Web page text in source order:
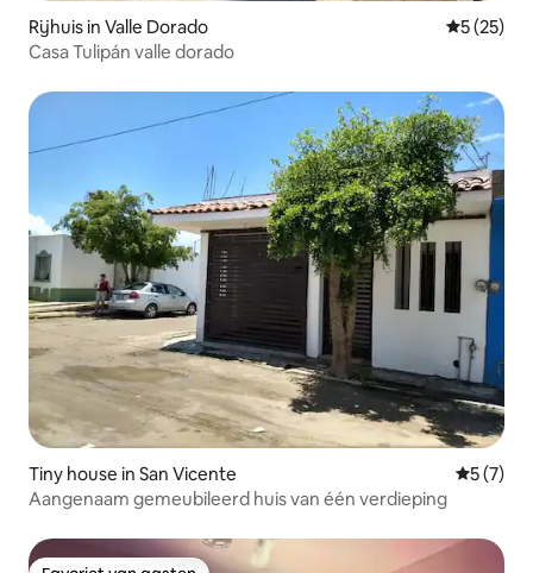
Rijhuis in Valle Dorado
5 (25)
Casa Tulipán valle dorado
Tiny house in San Vicente
5 (7)
Aangenaam gemeubileerd huis van één verdieping